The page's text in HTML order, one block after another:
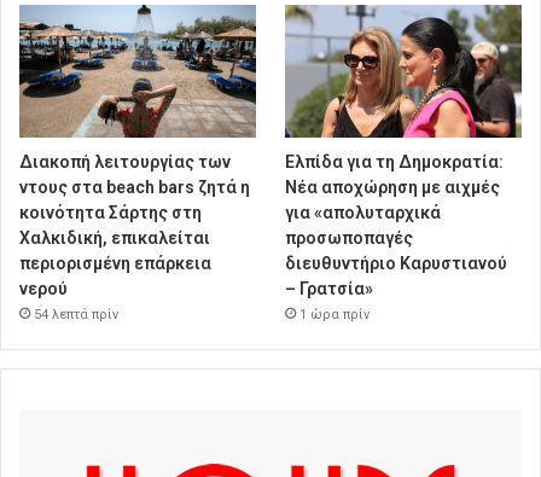
Διακοπή λειτουργίας των
ντους στα beach bars ζητά η
κοινότητα Σάρτης στη
Χαλκιδική, επικαλείται
περιορισμένη επάρκεια
νερού
54 λεπτά πρίν
Ελπίδα για τη Δημοκρατία:
Νέα αποχώρηση με αιχμές
για «απολυταρχικά
προσωποπαγές
διευθυντήριο Καρυστιανού
– Γρατσία»
1 ώρα πρίν